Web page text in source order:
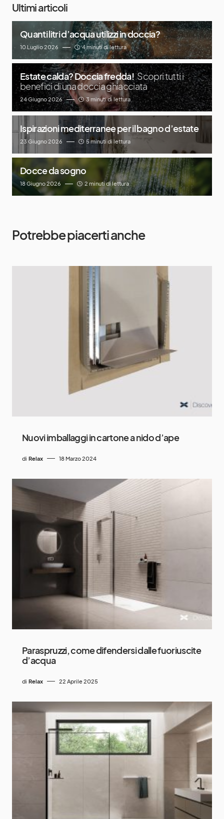
Ultimi articoli
Quanti litri d’acqua utilizzi in doccia?
10 Luglio 2026 4 minuti di lettura
Estate calda? Doccia fredda! Scopri tutti i
benefici di una doccia ghiacciata
24 Giugno 2026 3 minuti di lettura
Ispirazioni mediterranee per il bagno d’estate
23 Giugno 2026 5 minuti di lettura
Docce da sogno
18 Giugno 2026 2 minuti di lettura
Potrebbe piacerti anche
Nuovi imballaggi in cartone a nido d’ape
di Relax 18 Marzo 2024
Paraspruzzi, come difendersi dalle fuoriuscite
d’acqua
di Relax 22 Aprile 2025